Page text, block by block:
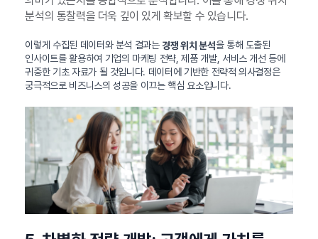
분석의 통찰력을 더욱 깊이 있게 확보할 수 있습니다.
이렇게 수집된 데이터와 분석 결과는경쟁 위치 분석을 통해 도출된
인사이트를 활용하여 기업의 마케팅 전략, 제품 개발, 서비스 개선 등에
귀중한 기초 자료가 될 것입니다. 데이터에 기반한 전략적 의사결정은
궁극적으로 비즈니스의 성공을 이끄는 핵심 요소입니다.